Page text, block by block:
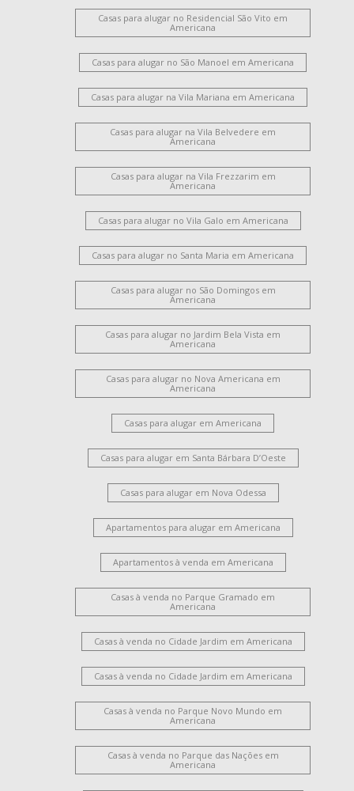
Casas para alugar no Residencial São Vito em
Americana
Casas para alugar no São Manoel em Americana
Casas para alugar na Vila Mariana em Americana
Casas para alugar na Vila Belvedere em
Americana
Casas para alugar na Vila Frezzarim em
Americana
Casas para alugar no Vila Galo em Americana
Casas para alugar no Santa Maria em Americana
Casas para alugar no São Domingos em
Americana
Casas para alugar no Jardim Bela Vista em
Americana
Casas para alugar no Nova Americana em
Americana
Casas para alugar em Americana
Casas para alugar em Santa Bárbara D’Oeste
Casas para alugar em Nova Odessa
Apartamentos para alugar em Americana
Apartamentos à venda em Americana
Casas à venda no Parque Gramado em
Americana
Casas à venda no Cidade Jardim em Americana
Casas à venda no Cidade Jardim em Americana
Casas à venda no Parque Novo Mundo em
Americana
Casas à venda no Parque das Nações em
Americana